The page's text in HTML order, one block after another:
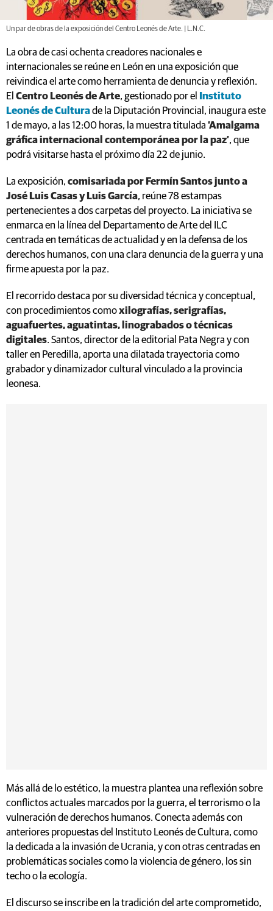
Un par de obras de la exposición del Centro Leonés de Arte. | L.N.C.
La obra de casi ochenta creadores nacionales e
internacionales se reúne en León en una exposición que
reivindica el arte como herramienta de denuncia y reflexión.
El Centro Leonés de Arte, gestionado por el
Instituto
Leonés de Culturade la Diputación Provincial, inaugura este
1 de mayo, a las 12:00 horas, la muestra titulada ‘Amalgama
gráfica internacional contemporánea por la paz’, que
podrá visitarse hasta el próximo día 22 de junio.
La exposición, comisariada por Fermín Santos junto a
José Luis Casas y Luis García, reúne 78 estampas
pertenecientes a dos carpetas del proyecto. La iniciativa se
enmarca en la línea del Departamento de Arte del ILC
centrada en temáticas de actualidad y en la defensa de los
derechos humanos, con una clara denuncia de la guerra y una
firme apuesta por la paz.
El recorrido destaca por su diversidad técnica y conceptual,
con procedimientos comoxilografías, serigrafías,
aguafuertes, aguatintas, linograbados o técnicas
digitales. Santos, director de la editorial Pata Negra y con
taller en Peredilla, aporta una dilatada trayectoria como
grabador y dinamizador cultural vinculado a la provincia
leonesa.
Más allá de lo estético, la muestra plantea una reflexión sobre
conflictos actuales marcados por la guerra, el terrorismo o la
vulneración de derechos humanos. Conecta además con
anteriores propuestas del Instituto Leonés de Cultura, como
la dedicada a la invasión de Ucrania, y con otras centradas en
problemáticas sociales como la violencia de género, los sin
techo o la ecología.
El discurso se inscribe en la tradición del arte comprometido,